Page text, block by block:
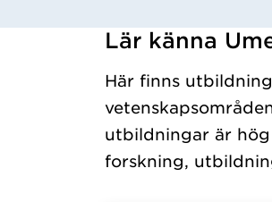
Har hämtat
Lär känna
Här finns
utbildningar är
forskning,